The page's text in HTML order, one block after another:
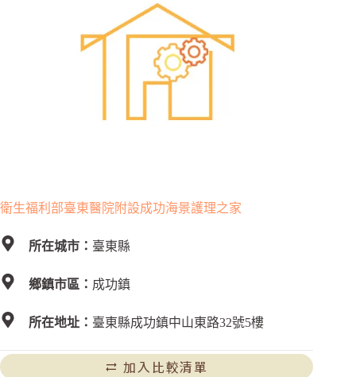
衛生福利部臺東醫院附設成功海景護理之家
所在城市： 臺東縣
鄉鎮市區： 成功鎮
所在地址： 臺東縣成功鎮中山東路32號5樓
加入比較清單